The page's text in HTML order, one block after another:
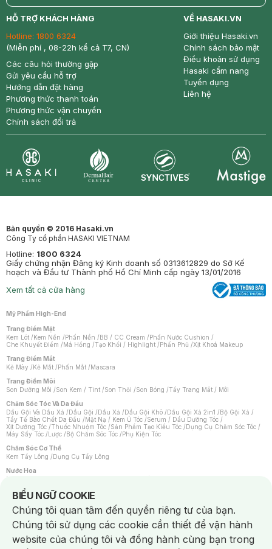
return nowfree price
HỖ TRỢ KHÁCH HÀNG
Hotline: 1800 6324
(Miễn phí , 08-22h kể cả T7, CN)
Các câu hỏi thường gặp
Gửi yêu cầu hỗ trợ
Hướng dẫn đặt hàng
Phương thức thanh toán
Phương thức vận chuyển
Chính sách đổi trả
VỀ HASAKI.VN
Giới thiệu Hasaki.vn
Chính sách bảo mật
Điều khoản sử dụng
Hasaki cẩm nang
Tuyển dụng
Liên hệ
Bản quyền © 2016 Hasaki.vn
Công Ty cổ phần HASAKI VIETNAM
Hotline: 1800 6324
Giấy chứng nhận Đăng ký Kinh doanh số 0313612829 do Sở Kế
hoạch và Đầu tư Thành phố Hồ Chí Minh cấp ngày 13/01/2016
Xem tất cả cửa hàng
Mỹ Phẩm High-End
Trang Điểm Mặt
Kem Lót /Kem Nền /Phấn Nền /BB / CC Cream /Phấn Nước Cushion /
Che Khuyết Điểm /Má Hồng /Tạo Khối / Highlight /Phấn Phủ /Xịt Khoá Makeup
Trang Điểm Mắt
Kẻ Mày /Kẻ Mắt /Phấn Mắt /Mascara
Trang Điểm Môi
Son Dưỡng Môi /Son Kem / Tint /Son Thỏi /Son Bóng /Tẩy Trang Mắt / Môi
Chăm Sóc Tóc Và Da Đầu
Dầu Gội Và Dầu Xả /Dầu Gội /Dầu Xả /Dầu Gội Khô /Dầu Gội Xả 2in1 /Bộ Gội Xả /
Tẩy Tế Bào Chết Da Đầu /Mặt Nạ / Kem Ủ Tóc /Serum / Dầu Dưỡng Tóc /
Xịt Dưỡng Tóc /Thuốc Nhuộm Tóc /Sản Phẩm Tạo Kiểu Tóc /Dụng Cụ Chăm Sóc Tóc /
Máy Sấy Tóc /Lược /Bộ Chăm Sóc Tóc /Phụ Kiện Tóc
Chăm Sóc Cơ Thể
Kem Tẩy Lông /Dụng Cụ Tẩy Lông
Nước Hoa
Nước Hoa Nữ
Chăm Sóc Cá Nhân
Chống Muỗi /Khẩu Trang /Máy Massage/Mặt Nạ Xông Hơi /Nước Rửa Tay/
Sản Phẩm Chăm Sóc Khác /Bàn Chải Đánh Răng /Bàn Chải Điện/
Hỗ Trợ Trắng Răng/Kem Đánh Răng /Máy Tăm Nước/ Nước Súc Miệng/
Tăm / Chỉ Nha Khoa/ Xịt Thơm Miệng / Dung Dịch Vệ Sinh/Dưỡng Vùng Kín/
Khăn Ướt Vệ Sinh Vùng Kín/Băng Vệ Sinh/Tampon/Bọt Cạo Râu /Dao Cạo Râu/
Máy Cạo Râu
BIỂU NGỮ COOKIE
Notice about cookies usage
Chúng tôi quan tâm đến quyền riêng tư của bạn.
Chúng tôi sử dụng các cookie cần thiết để vận hành
website của chúng tôi và đồng hành cùng bạn trong